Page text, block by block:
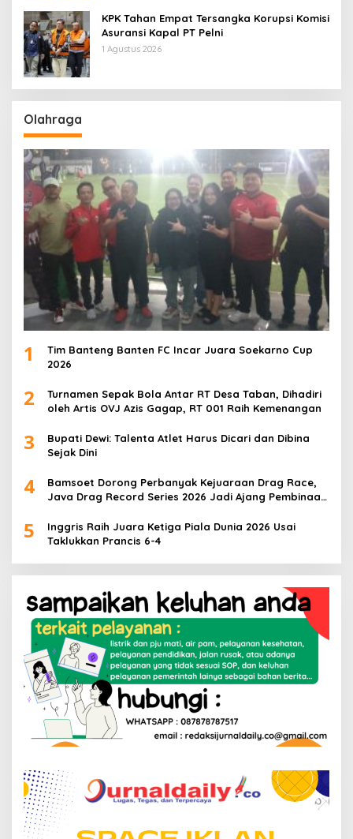
KPK Tahan Empat Tersangka Korupsi Komisi
Asuransi Kapal PT Pelni
1 Agustus 2026
Olahraga
1
Tim Banteng Banten FC Incar Juara Soekarno Cup
2026
2
Turnamen Sepak Bola Antar RT Desa Taban, Dihadiri
oleh Artis OVJ Azis Gagap, RT 001 Raih Kemenangan
3
Bupati Dewi: Talenta Atlet Harus Dicari dan Dibina
Sejak Dini
4
Bamsoet Dorong Perbanyak Kejuaraan Drag Race,
Java Drag Record Series 2026 Jadi Ajang Pembinaan
5
Inggris Raih Juara Ketiga Piala Dunia 2026 Usai
Taklukkan Prancis 6-4